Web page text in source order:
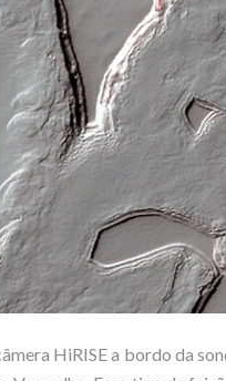
HiRISE a bordo da